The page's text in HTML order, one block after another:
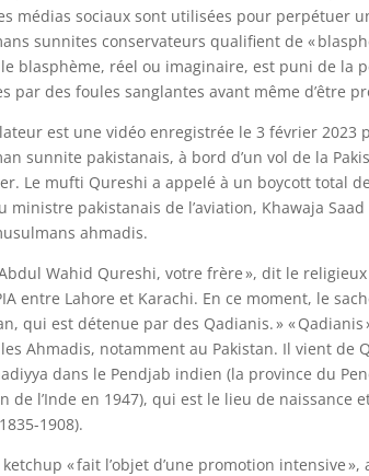
médias sociaux sont utilisées pour perpétuer
sunnites conservateurs qualifient de «
blasphème, réel ou imaginaire, est puni de la
par des foules sanglantes avant même d’être
est une vidéo enregistrée le 3 février
sunnite pakistanais, à bord d’un vol de la
Le mufti Qureshi a appelé à un boycott total
ministre pakistanais de l’aviation, Khawaja
ahmadis.
Wahid Qureshi, votre frère », dit le
entre Lahore et Karachi. En ce moment, le
qui est détenue par des Qadianis. » «
Ahmadis, notamment au Pakistan. Il vient de
dans le Pendjab indien (la province du
de l’Inde en 1947), qui est le lieu de
1908).
« fait l’objet d’une promotion intensive